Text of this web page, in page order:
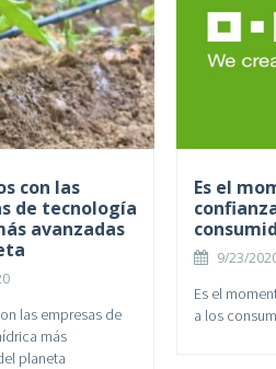
con las
de tecnología
avanzadas
las empresas de
más
planeta
Es el
9/23/
Es el
a los